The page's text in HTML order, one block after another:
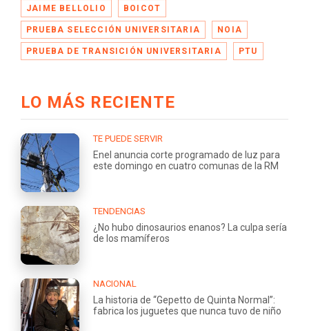
JAIME BELLOLIO BOICOT
PRUEBA SELECCIÓN UNIVERSITARIA NOIA
PRUEBA DE TRANSICIÓN UNIVERSITARIA PTU
LO MÁS RECIENTE
TE PUEDE SERVIR
Enel anuncia corte programado de luz para
este domingo en cuatro comunas de la RM
TENDENCIAS
¿No hubo dinosaurios enanos? La culpa sería
de los mamíferos
NACIONAL
La historia de “Gepetto de Quinta Normal”:
fabrica los juguetes que nunca tuvo de niño